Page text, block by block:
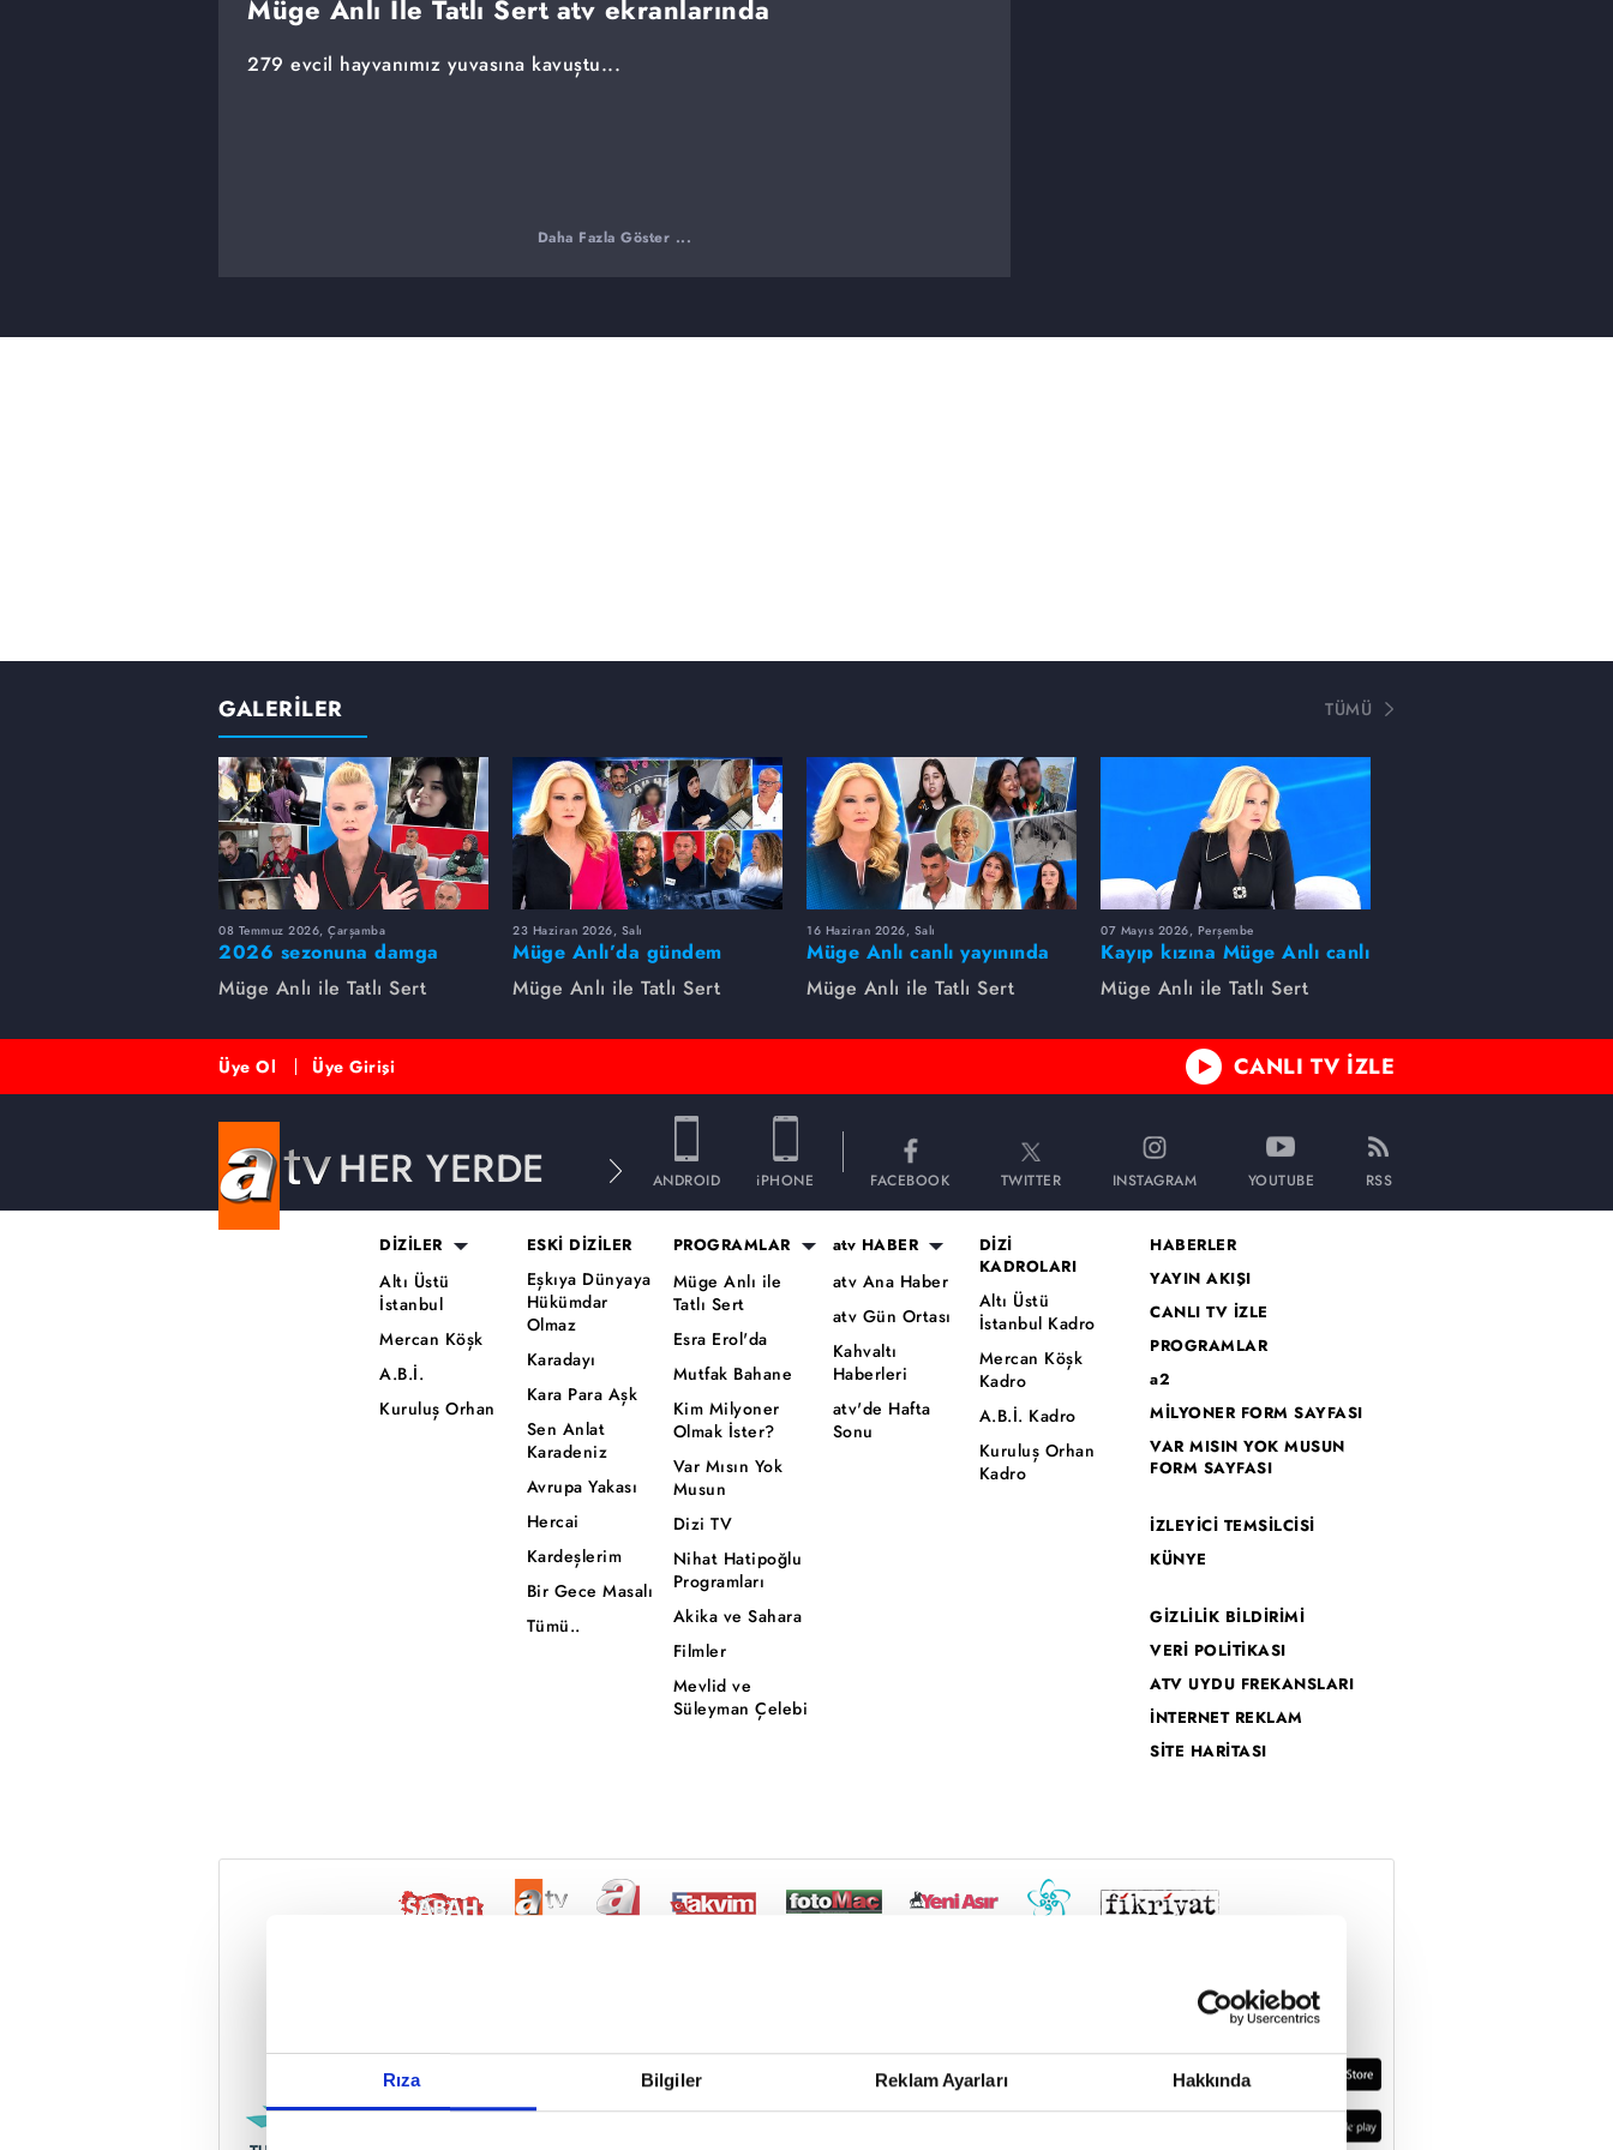
Rıza Bilgiler Reklam Ayarları Hakkında
Reddet
Müge Anlı İle Tatlı Sert atv ekranlarında
279 evcil hayvanımız yuvasına kavuştu...
Daha Fazla Göster ...
GALERİLER TÜMÜ
08 Temmuz 2026, Çarşamba
2026 sezonuna damga
vuran 5 Müge Anlı
dosyası...
Müge Anlı ile Tatlı Sert
23 Haziran 2026, Salı
Müge Anlı’da gündem
sarsıldı! Kayıp dosyaları ve
aile ihanetleri herkesi şoke
Müge Anlı ile Tatlı Sert
16 Haziran 2026, Salı
Müge Anlı canlı yayınında
dikkat çeken gelişmeler
yaşandı. Kayıp,
Müge Anlı ile Tatlı Sert
07 Mayıs 2026, Perşembe
Kayıp kızına Müge Anlı canlı
yayında kavuştu
Müge Anlı ile Tatlı Sert
Üye Ol Üye Girişi CANLI TV İZLE
HER YERDE ANDROID iPHONE FACEBOOK TWITTER INSTAGRAM YOUTUBE RSS
DİZİLER
Altı Üstü
İstanbul
Mercan Köşk
A.B.İ.
Kuruluş Orhan
ESKİ DİZİLER
Eşkıya Dünyaya
Hükümdar
Olmaz
Karadayı
Kara Para Aşk
Sen Anlat
Karadeniz
Avrupa Yakası
Hercai
Kardeşlerim
Bir Gece Masalı
Tümü..
PROGRAMLAR
Müge Anlı ile
Tatlı Sert
Esra Erol'da
Mutfak Bahane
Kim Milyoner
Olmak İster?
Var Mısın Yok
Musun
Dizi TV
Nihat Hatipoğlu
Programları
Akika ve Sahara
Filmler
Mevlid ve
Süleyman Çelebi
atv HABER
atv Ana Haber
atv Gün Ortası
Kahvaltı
Haberleri
atv'de Hafta
Sonu
DİZİ
KADROLARI
Altı Üstü
İstanbul Kadro
Mercan Köşk
Kadro
A.B.İ. Kadro
Kuruluş Orhan
Kadro
HABERLER
YAYIN AKIŞI
CANLI TV İZLE
PROGRAMLAR
a2
MİLYONER FORM SAYFASI
VAR MISIN YOK MUSUN
FORM SAYFASI
İZLEYİCİ TEMSİLCİSİ
KÜNYE
GİZLİLİK BİLDİRİMİ
VERİ POLİTİKASI
ATV UYDU FREKANSLARI
İNTERNET REKLAM
SİTE HARİTASI